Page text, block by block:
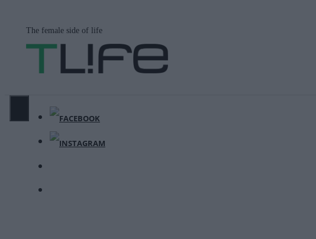
περιεχόμενο
The female side of life